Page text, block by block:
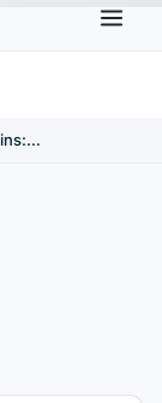
BNB
Nigeria reguliert Stablecoins: Neues Finanzzeitalter